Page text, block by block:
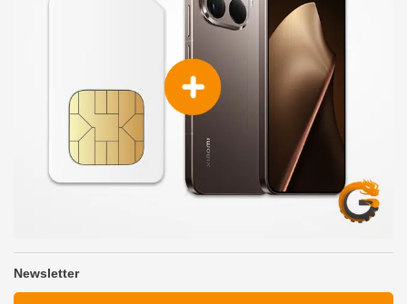
Newsletter